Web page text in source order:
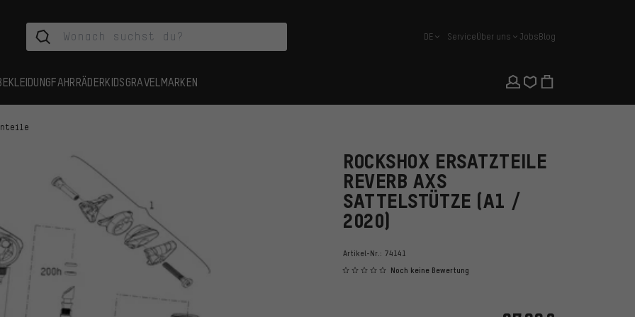
Deutsch
DE ServiceÜber uns JobsBlog
FAHRRÄDERKIDSGRAVEL MARKEN
ROCKSHOX ERSATZTEILE
REVERB AXS
SATTELSTÜTZE (A1 /
2020)
Artikel-Nr.: 74141
Noch keine Bewertung